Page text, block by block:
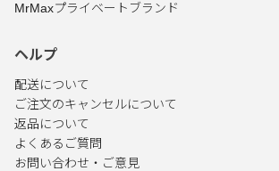
MrMaxプライベートブランド
ヘルプ
配送について
ご注文のキャンセルについて
返品について
よくあるご質問
お問い合わせ・ご意見